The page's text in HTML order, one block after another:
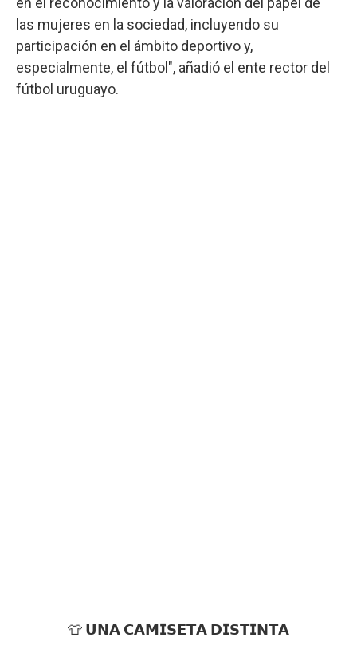
las mujeres en la sociedad, incluyendo su
participación en el ámbito deportivo y,
especialmente, el fútbol", añadió el ente rector del
fútbol uruguayo.
👕 𝗨𝗡𝗔 𝗖𝗔𝗠𝗜𝗦𝗘𝗧𝗔 𝗗𝗜𝗦𝗧𝗜𝗡𝗧𝗔